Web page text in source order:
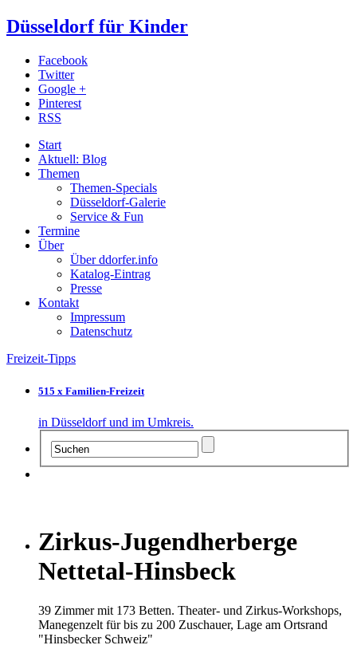
Düsseldorf für Kinder
Facebook
Twitter
Google +
Pinterest
RSS
Start
Aktuell: Blog
Themen
Themen-Specials
Düsseldorf-Galerie
Service & Fun
Termine
Über
Über ddorfer.info
Katalog-Eintrag
Presse
Kontakt
Impressum
Datenschutz
Freizeit-Tipps
515 x Familien-Freizeit
in Düsseldorf und im Umkreis.
Zirkus-Jugendherberge
Nettetal-Hinsbeck
39 Zimmer mit 173 Betten. Theater- und Zirkus-Workshops,
Manegenzelt für bis zu 200 Zuschauer, Lage am Ortsrand
"Hinsbecker Schweiz"